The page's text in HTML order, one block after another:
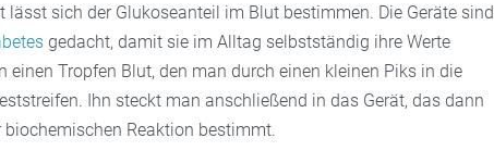
sich der Glukoseanteil im Blut bestimmen. Die Geräte sind
gedacht, damit sie im Alltag selbstständig ihre Werte
einen Tropfen Blut, den man durch einen kleinen Piks in die
Ihn steckt man anschließend in das Gerät, das dann
Reaktion bestimmt.